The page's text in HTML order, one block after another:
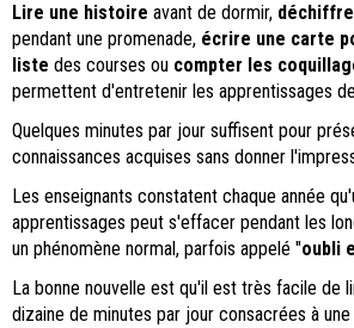
Lire une histoire avant de dormir,
pendant une promenade, écrire une carte
liste des courses ou compter les
permettent d'entretenir les apprentissages
Quelques minutes par jour suffisent pour
connaissances acquises sans donner
Les enseignants constatent chaque année
apprentissages peut s'effacer pendant les
un phénomène normal, parfois appelé "oubli
La bonne nouvelle est qu'il est très facile de
dizaine de minutes par jour consacrées à